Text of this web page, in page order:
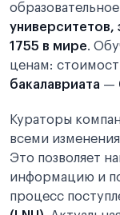
университетов,
1755 в мире.
ценам:
бакалавриата —
Кураторы
всеми
Это позволяет
информацию и
процесс